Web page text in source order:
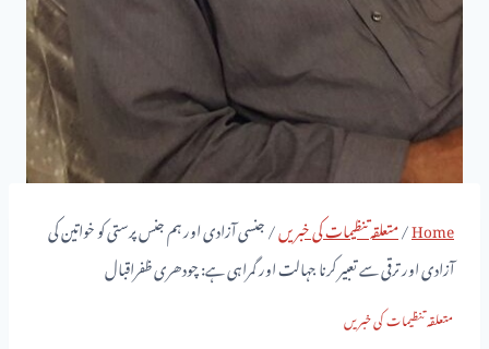
Home
/متعلقہ تنظیمات کی خبریں/جنسی آزادی اور ہم جنس پرستی کو خواتین کی
آزادی اور ترقی سے تعبیر کرنا جہالت اور گمراہی ہے: چودھری ظفراقبال
متعلقہ تنظیمات کی خبریں